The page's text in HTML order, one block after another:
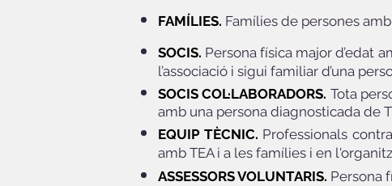
FAMÍLIES. Famílies de persones amb
SOCIS. Persona física major d’edat
l’associació i sigui familiar d’una
SOCIS COL·LABORADORS. Tota
amb una persona diagnosticada de
EQUIP TÈCNIC. Professionals
amb TEA i a les famílies i en
ASSESSORS VOLUNTARIS. Persona